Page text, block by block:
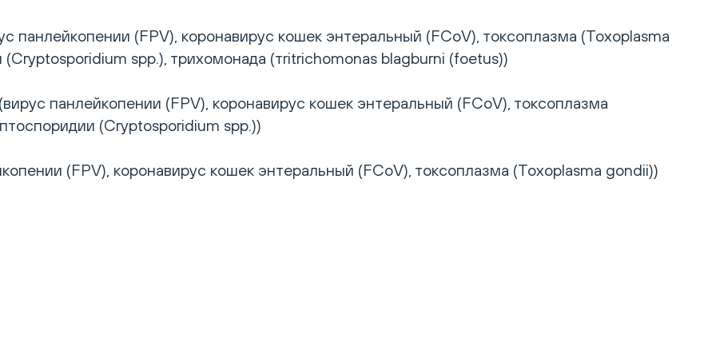
(FPV), коронавирус кошек энтеральный (FCoV), токсоплазма (Toxoplasma
spp.), трихомонада (тritrichomonas blagburni (foetus))
панлейкопении (FPV), коронавирус кошек энтеральный (FCoV), токсоплазма
(Cryptosporidium spp.))
(FPV), коронавирус кошек энтеральный (FCoV), токсоплазма (Toxoplasma gondii))